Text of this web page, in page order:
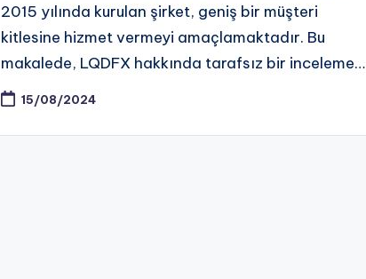
2015 yılında kurulan şirket, geniş bir müşteri
kitlesine hizmet vermeyi amaçlamaktadır. Bu
makalede, LQDFX hakkında tarafsız bir inceleme…
15/08/2024